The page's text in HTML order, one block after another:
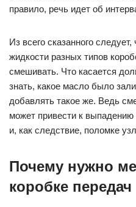
правило, речь идет об
Из всего сказанного
жидкости разных типов
смешивать. Что касается
знать, какое масло было
добавлять такое же. Ведь
может привести к
и, как следствие, поломке
Почему нужно
коробке передач